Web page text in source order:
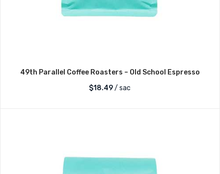
49th Parallel Coffee Roasters – Old School Espresso
$18.49/ sac